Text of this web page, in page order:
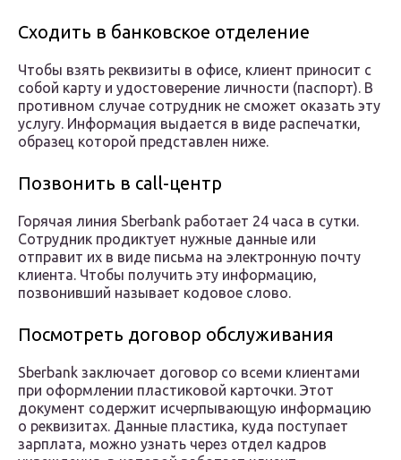
Сходить в банковское отделение
Чтобы взять реквизиты в офисе, клиент приносит с
собой карту и удостоверение личности (паспорт). В
противном случае сотрудник не сможет оказать эту
услугу. Информация выдается в виде распечатки,
образец которой представлен ниже.
Позвонить в call-центр
Горячая линия Sberbank работает 24 часа в сутки.
Сотрудник продиктует нужные данные или
отправит их в виде письма на электронную почту
клиента. Чтобы получить эту информацию,
позвонивший называет кодовое слово.
Посмотреть договор обслуживания
Sberbank заключает договор со всеми клиентами
при оформлении пластиковой карточки. Этот
документ содержит исчерпывающую информацию
о реквизитах. Данные пластика, куда поступает
зарплата, можно узнать через отдел кадров